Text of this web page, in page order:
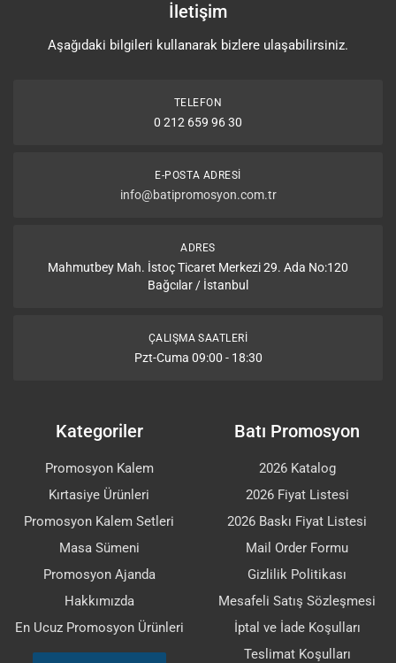
İletişim
Aşağıdaki bilgileri kullanarak bizlere ulaşabilirsiniz.
TELEFON
0 212 659 96 30
E-POSTA ADRESI
info@batipromosyon.com.tr
ADRES
Mahmutbey Mah. İstoç Ticaret Merkezi 29. Ada No:120
Bağcılar / İstanbul
ÇALIŞMA SAATLERI
Pzt-Cuma 09:00 - 18:30
Kategoriler
Promosyon Kalem
Kırtasiye Ürünleri
Promosyon Kalem Setleri
Masa Sümeni
Promosyon Ajanda
Hakkımızda
En Ucuz Promosyon Ürünleri
Batı Promosyon
2026 Katalog
2026 Fiyat Listesi
2026 Baskı Fiyat Listesi
Mail Order Formu
Gizlilik Politikası
Mesafeli Satış Sözleşmesi
İptal ve İade Koşulları
Teslimat Koşulları